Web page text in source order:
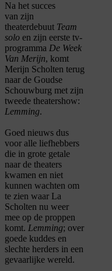
Na het succes
van zijn
theaterdebuut Team
solo en zijn eerste tv-
programma De Week
Van Merijn, komt
Merijn Scholten terug
naar de Goudse
Schouwburg met zijn
tweede theatershow:
Lemming.
Goed nieuws dus
voor alle liefhebbers
die in grote getale
naar de theaters
kwamen en niet
kunnen wachten om
te zien waar La
Scholten nu weer
mee op de proppen
komt. Lemming; over
goede kuddes en
slechte herders in een
gevaarlijke wereld.